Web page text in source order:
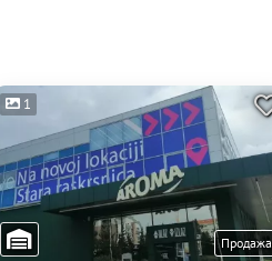
1
Продажа